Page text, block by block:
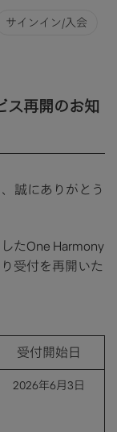
サインイン/入会
ス再開のお知
誠にありがとう
たOne Harmony
受付を再開いた
受付開始日
2026年6月3日